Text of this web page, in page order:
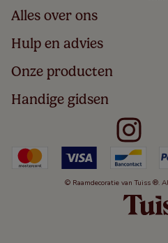
Alles over ons
Home
Over
Bestellen
Winacties
Veelgestelde Vragen
Hulp en advies
Volg Je Bestelling
Levering
5 Jaar Garantie
Algemene Voorwaarden
Kindveiligheid
Cookies
Herroepingsrecht
Onze producten
Houten Jaloezieën
Rolgordijnen
Verticale Jaloezieën
Duo Rolgordijnen
Duo Plisségordijnen
Handige gidsen
Meten Voor Raamdecoratie
Badkamer Raamdecoratie
Slaapkamer Raamdecoratie
Keuken Raamdecoratie
De Jaloezieën Gids
Jaloezieënwoordenboek
© Raamdecoratie van Tuiss ®.